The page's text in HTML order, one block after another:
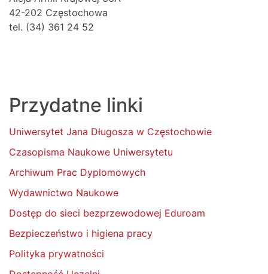
42-202 Częstochowa
tel. (34) 361 24 52
Przydatne linki
Uniwersytet Jana Długosza w Częstochowie
Czasopisma Naukowe Uniwersytetu
Archiwum Prac Dyplomowych
Wydawnictwo Naukowe
Dostęp do sieci bezprzewodowej Eduroam
Bezpieczeństwo i higiena pracy
Polityka prywatności